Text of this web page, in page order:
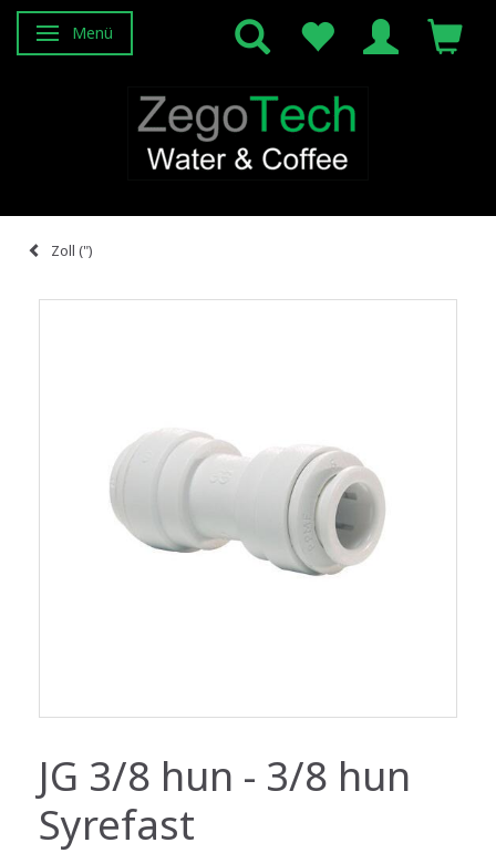
Anzeige ändern
Menü
Zoll (")
JG 3/8 hun - 3/8 hun
Syrefast